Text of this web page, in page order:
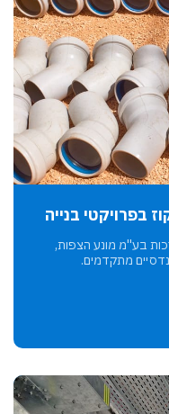
בפרויקטי בנייה
בע''מ מונע הצפות,
מתקדמים.